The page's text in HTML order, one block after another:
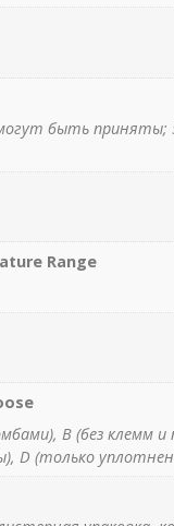
быть приняты;
Range
B (без клемм и
D (только